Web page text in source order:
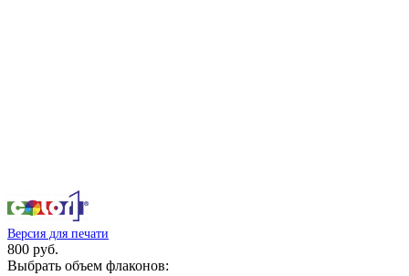
Версия для печати
800 руб.
Выбрать объем флаконов: